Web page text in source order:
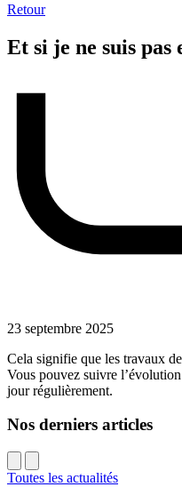
Retour
Et si je ne suis pas
23 septembre 2025
Cela signifie que les travaux
Vous pouvez suivre
jour régulièrement.
Nos derniers articles
Toutes les actualités